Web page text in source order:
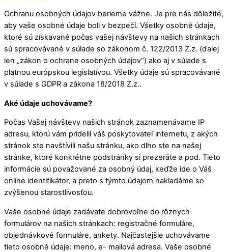
Ochranu osobných údajov berieme vážne. Je pre nás dôležité,
aby vaše osobné údaje boli v bezpečí. Všetky osobné údaje,
ktoré sú získavané počas vašej návštevy na našich stránkach
sú spracovávané v súlade so zákonom č. 122/2013 Z.z. (ďalej
len „zákon o ochrane osobných údajov“) ako aj v súlade s
platnou európskou legislatívou. Všetky údaje sú spracovávané
v súlade s GDPR a zákona 18/2018 Z.z..
Aké údaje uchovávame?
Počas Vašej návštevy našich stránok zaznamenávame IP
adresu, ktorú vám pridelil váš poskytovateľ internetu, z akých
stránok ste navštívili našu stránku, ako dlho ste na našej
stránke, ktoré konkrétne podstránky si prezeráte a pod. Tieto
informácie sú považované za osobný údaj, keďže ide o Váš
online identifikátor, a preto s týmto údajom nakladáme so
zvýšenou starostlivosťou.
Vaše osobné údaje zadávate dobrovoľne do rôznych
formulárov na našich stránkach: registračné formuláre,
objednávkové formuláre, ankety. Najčastejšie uchovávame
tieto osobné údaje: meno, e- mailová adresa. Vaše osobné